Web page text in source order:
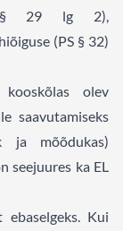
§ 29 lg 2),
(PS § 32)
olev
saavutamiseks
ja mõõdukas)
seejuures ka EL
Kui